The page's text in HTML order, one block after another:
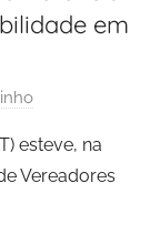
em
esteve, na
Vereadores